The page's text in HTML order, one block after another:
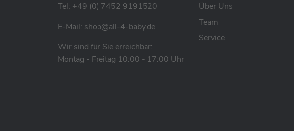
Tel: +49 (0) 7452 9191520
E-Mail: shop@all-4-baby.de
Wir sind für Sie erreichbar:
Montag - Freitag 10:00 - 17:00 Uhr
Über Uns
Team
Service